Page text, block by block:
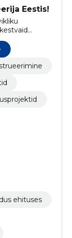
Eestis!
ehituses